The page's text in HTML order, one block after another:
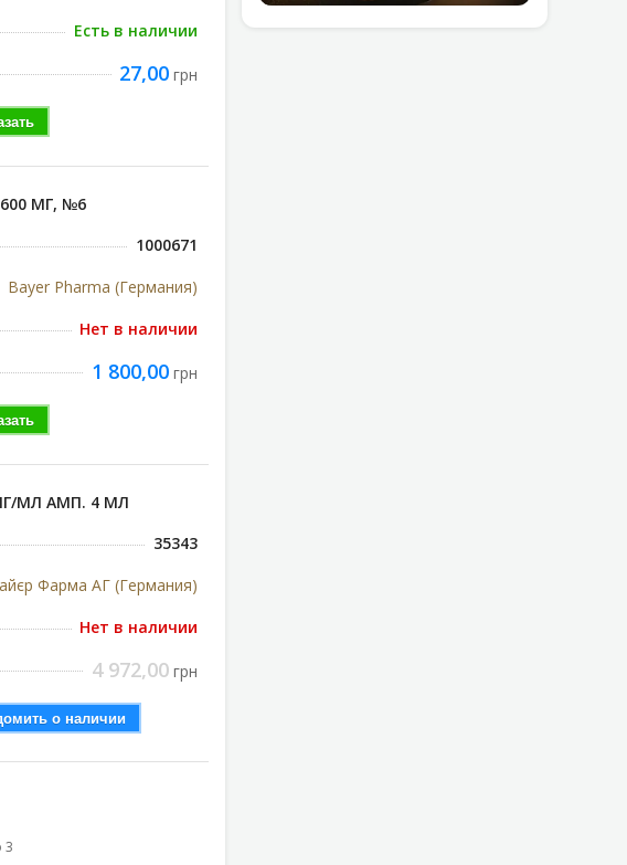
Есть в наличии
27,00грн
МГ, №6
1000671
Bayer Pharma (Германия)
Нет в наличии
1 800,00грн
МЛ АМП. 4 МЛ
35343
Фарма АГ (Германия)
Нет в наличии
4 972,00грн
о наличии
3